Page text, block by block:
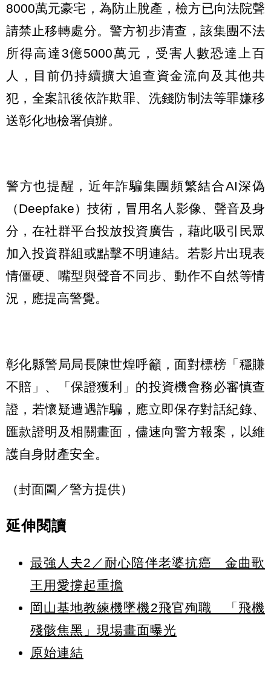
8000萬元豪宅，為防止脫產，檢方已向法院聲
請禁止移轉處分。警方初步清查，該集團不法
所得高達3億5000萬元，受害人數恐達上百
人，目前仍持續擴大追查資金流向及其他共
犯，全案訊後依詐欺罪、洗錢防制法等罪嫌移
送彰化地檢署偵辦。
警方也提醒，近年詐騙集團頻繁結合AI深偽
（Deepfake）技術，冒用名人影像、聲音及身
分，在社群平台投放投資廣告，藉此吸引民眾
加入投資群組或點擊不明連結。若影片出現表
情僵硬、嘴型與聲音不同步、動作不自然等情
況，應提高警覺。
彰化縣警局局長陳世煌呼籲，面對標榜「穩賺
不賠」、「保證獲利」的投資機會務必審慎查
證，若懷疑遭遇詐騙，應立即保存對話紀錄、
匯款證明及相關畫面，儘速向警方報案，以維
護自身財產安全。
（封面圖／警方提供）
延伸閱讀
最強人夫2／耐心陪伴老婆抗癌 金曲歌
王用愛撐起重擔
岡山基地教練機墜機2飛官殉職 「飛機
殘骸焦黑」現場畫面曝光
原始連結